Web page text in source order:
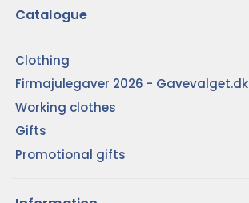
Catalogue
Clothing
Firmajulegaver 2026 - Gavevalget.dk
Working clothes
Gifts
Promotional gifts